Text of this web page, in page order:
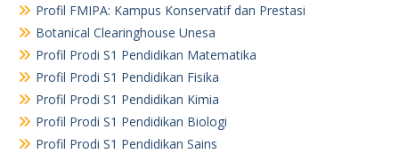
Profil FMIPA: Kampus Konservatif dan Prestasi
Botanical Clearinghouse Unesa
Profil Prodi S1 Pendidikan Matematika
Profil Prodi S1 Pendidikan Fisika
Profil Prodi S1 Pendidikan Kimia
Profil Prodi S1 Pendidikan Biologi
Profil Prodi S1 Pendidikan Sains